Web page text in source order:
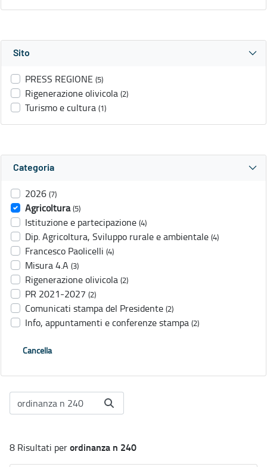
Sito
PRESS REGIONE (5)
Rigenerazione olivicola (2)
Turismo e cultura (1)
Categoria
2026 (7)
Agricoltura (5)
Istituzione e partecipazione (4)
Dip. Agricoltura, Sviluppo rurale e ambientale (4)
Francesco Paolicelli (4)
Misura 4.A (3)
Rigenerazione olivicola (2)
PR 2021-2027 (2)
Comunicati stampa del Presidente (2)
Info, appuntamenti e conferenze stampa (2)
Cancella
8 Risultati perordinanza n 240